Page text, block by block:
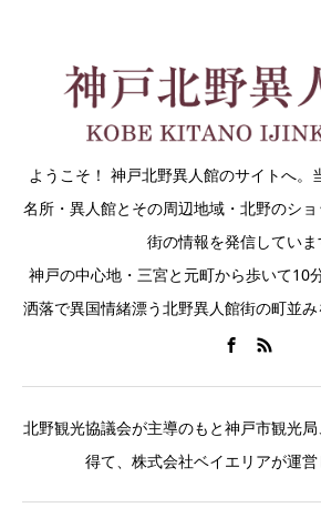
ようこそ！ 神戸北野異人館のサイトへ。
名所・異人館とその周辺地域・北野のシ
街の情報を発信していま
神戸の中心地・三宮と元町から歩いて10
洒落で異国情緒漂う北野異人館街の町並み
北野観光協議会が主導のもと神戸市観光
得て、株式会社ベイエリアが運営